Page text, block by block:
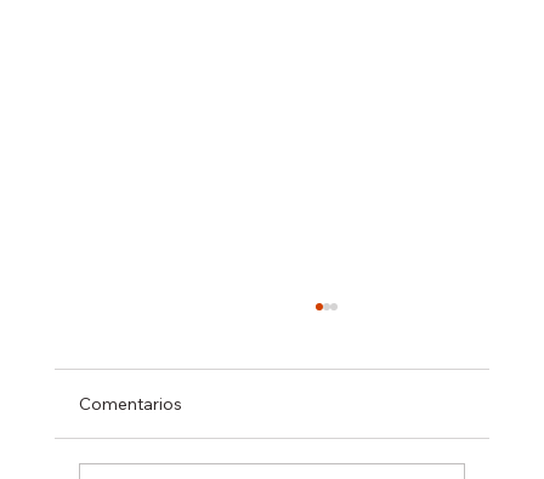
Comentarios